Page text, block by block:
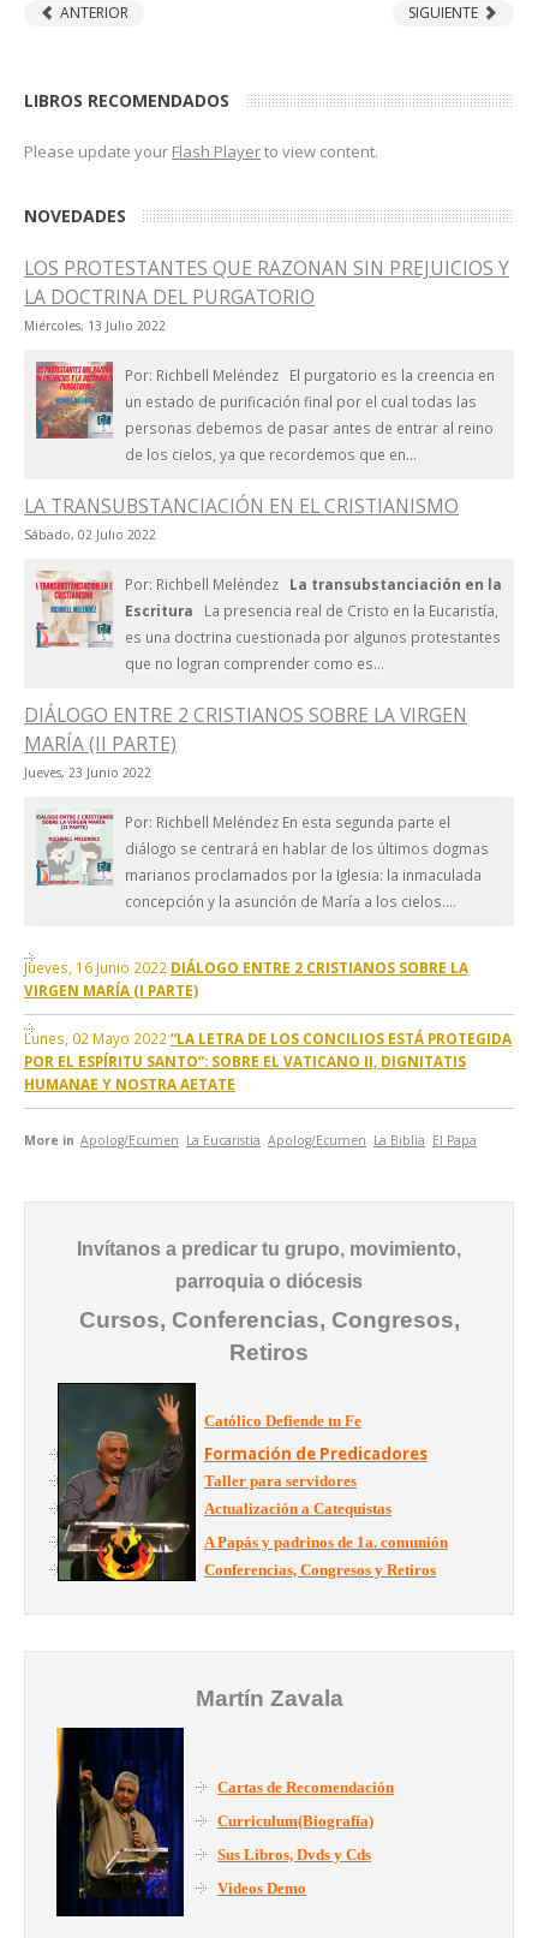
ANTERIOR SIGUIENTE
LIBROS RECOMENDADOS
Please update your Flash Playerto view content.
NOVEDADES
LOS PROTESTANTES QUE RAZONAN SIN PREJUICIOS Y
LA DOCTRINA DEL PURGATORIO
Miércoles, 13 Julio 2022
Por: Richbell Meléndez El purgatorio es la creencia en
un estado de purificación final por el cual todas las
personas debemos de pasar antes de entrar al reino
de los cielos, ya que recordemos que en...
LA TRANSUBSTANCIACIÓN EN EL CRISTIANISMO
Sábado, 02 Julio 2022
Por: Richbell Meléndez La transubstanciación en la
Escritura La presencia real de Cristo en la Eucaristía,
es una doctrina cuestionada por algunos protestantes
que no logran comprender como es...
DIÁLOGO ENTRE 2 CRISTIANOS SOBRE LA VIRGEN
MARÍA (II PARTE)
Jueves, 23 Junio 2022
Por: Richbell Meléndez En esta segunda parte el
diálogo se centrará en hablar de los últimos dogmas
marianos proclamados por la Iglesia: la inmaculada
concepción y la asunción de María a los cielos....
Jueves, 16 Junio 2022 DIÁLOGO ENTRE 2 CRISTIANOS SOBRE LA
VIRGEN MARÍA (I PARTE)
Lunes, 02 Mayo 2022 “LA LETRA DE LOS CONCILIOS ESTÁ PROTEGIDA
POR EL ESPÍRITU SANTO”: SOBRE EL VATICANO II, DIGNITATIS
HUMANAE Y NOSTRA AETATE
More in Apolog/Ecumen La Eucaristia Apolog/Ecumen La Biblia El Papa
Invítanos a predicar tu grupo, movimiento,
parroquia o diócesis
Cursos, Conferencias, Congresos,
Retiros
Católico Defiende tu Fe
Formación de Predicadores
Taller para servidores
Actualización a Catequistas
A Papás y padrinos de 1a. comunión
Conferencias, Congresos y Retiros
Martín Zavala
Cartas de Recomendación
Curriculum(Biografía)
Sus Libros, Dvds y Cds
Videos Demo